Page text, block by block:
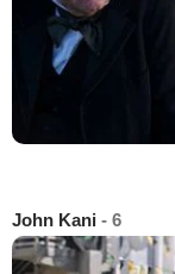
John Kani - 6